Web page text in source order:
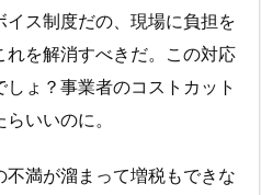
ス制度だの、現場に負担を
を解消すべきだ。この対応
ょ？事業者のコストカット
いいのに。
満が溜まって増税もできな